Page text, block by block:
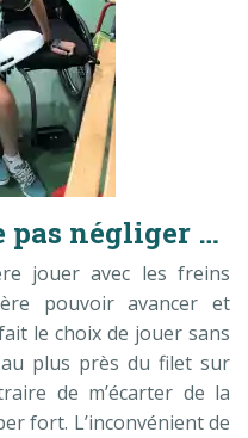
pas négliger …
jouer avec les freins
pouvoir avancer et
le choix de jouer sans
plus près du filet sur
de m’écarter de la
fort. L’inconvénient de